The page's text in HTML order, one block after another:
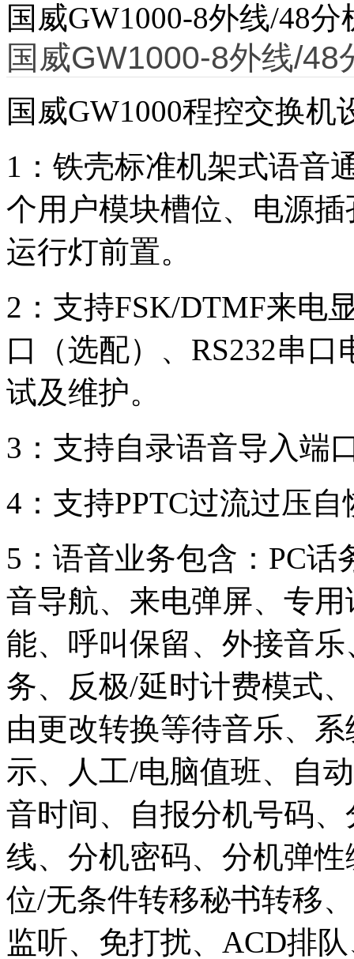
国威GW1000-8外线/48分
国威GW1000-8外线/48
国威GW1000程控交换机
1：铁壳标准机架式语音
个用户模块槽位、电源
运行灯前置。
2：支持FSK/DTMF来电
口（选配）、RS232串
试及维护。
3：支持自录语音导入端
4：支持PPTC过流过压
5：语音业务包含：PC
音导航、来电弹屏、专
能、呼叫保留、外接音
务、反极/延时计费模式
由更改转换等待音乐、
示、人工/电脑值班、自
音时间、自报分机号码
线、分机密码、分机弹
位/无条件转移秘书转移
监听、免打扰、ACD排